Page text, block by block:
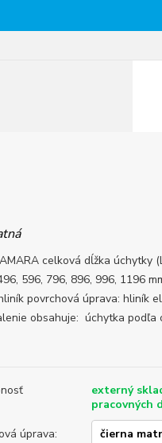
celková dĺžka úchytky
596, 796, 896, 996, 1196
povrchová úprava: hliník
obsahuje: úchytka podľa
externý
pracovných
úprava: